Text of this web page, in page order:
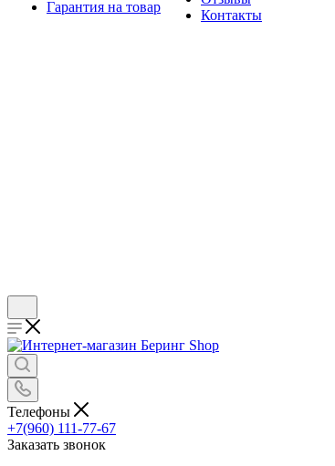
Гарантия на товар
Контакты
Телефоны
+7(960) 111-77-67
Заказать звонок